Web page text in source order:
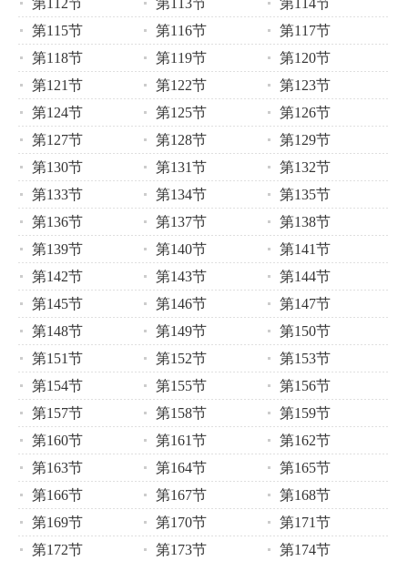
第112节 第113节
第114节
第115节
第116节
第117节
第118节
第119节
第120节
第121节
第122节
第123节
第124节
第125节
第126节
第127节
第128节
第129节
第130节
第131节
第132节
第133节
第134节
第135节
第136节
第137节
第138节
第139节
第140节
第141节
第142节
第143节
第144节
第145节
第146节
第147节
第148节
第149节
第150节
第151节
第152节
第153节
第154节
第155节
第156节
第157节
第158节
第159节
第160节
第161节
第162节
第163节
第164节
第165节
第166节
第167节
第168节
第169节
第170节
第171节
第172节
第173节
第174节